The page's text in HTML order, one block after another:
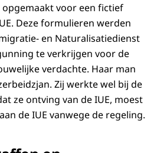
voor een fictief
Deze formulieren werden
en Naturalisatiedienst
te verkrijgen voor de
verdachte. Haar man
Zij werkte wel bij de
ze ontving van de IUE, moest
de IUE vanwege de regeling.